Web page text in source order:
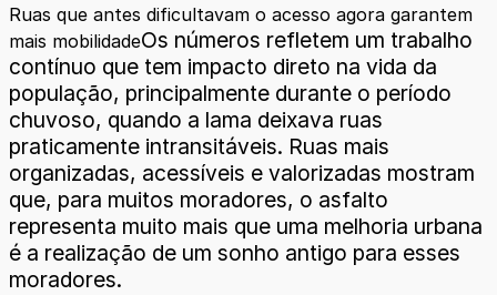
Ruas que antes dificultavam o acesso agora garantem
mais mobilidadeOs números refletem um trabalho
contínuo que tem impacto direto na vida da
população, principalmente durante o período
chuvoso, quando a lama deixava ruas
praticamente intransitáveis. Ruas mais
organizadas, acessíveis e valorizadas mostram
que, para muitos moradores, o asfalto
representa muito mais que uma melhoria urbana
é a realização de um sonho antigo para esses
moradores.